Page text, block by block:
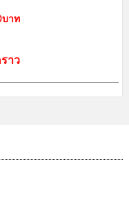
บาท
าว